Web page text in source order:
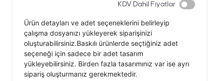
KDV Dahil Fiyatlar
Ürün detayları ve adet seçeneklerini belirleyip
çalışma dosyanızı yükleyerek siparişinizi
oluşturabilirsiniz.Baskılı ürünlerde seçtiğiniz adet
seçeneği için sadece bir adet tasarım
yükleyebilirsiniz. Birden fazla tasarımınız var ise ayrı
sipariş oluşturmanız gerekmektedir.